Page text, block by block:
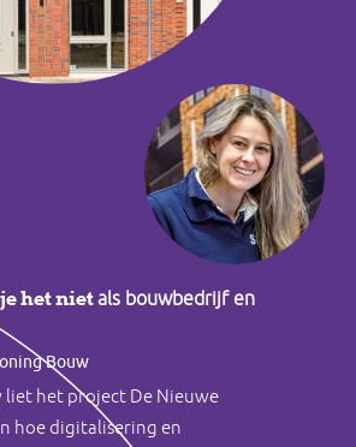
het nietals bouwbedrijf en
Bouw
liet het project De Nieuwe
hoe digitalisering en